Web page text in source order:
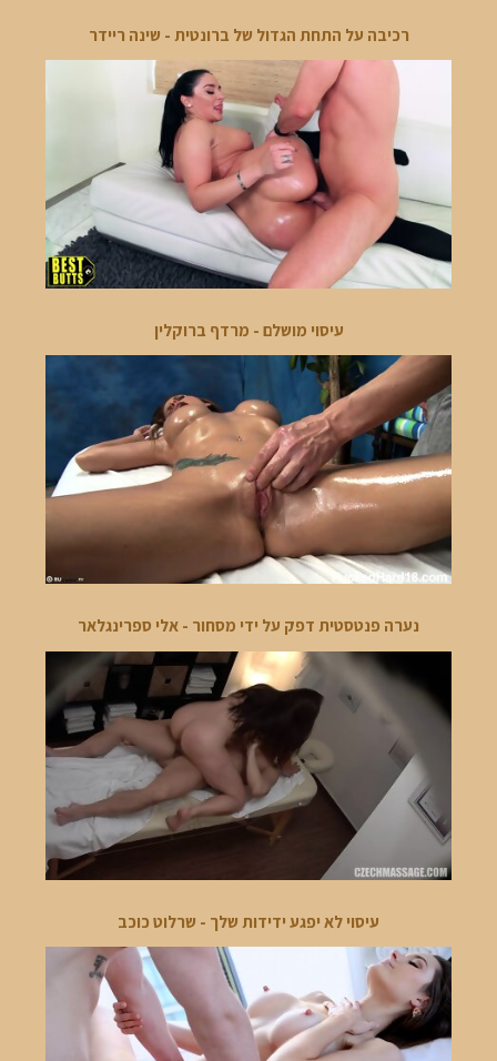
רכיבה על התחת הגדול של ברונטית - שינה ריידר
עיסוי מושלם - מרדף ברוקלין
נערה פנטסטית דפק על ידי מסחור - אלי ספרינגלאר
עיסוי לא יפגע ידידות שלך - שרלוט כוכב